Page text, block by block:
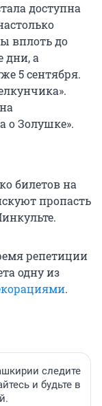
доступна
вплоть до
дни, а
5 сентября.
о Золушке».
билетов на
пропасть
репетиции
одну из
.
следите
и будьте в